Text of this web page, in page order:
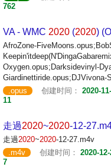
762
VA - WMC 2020 (2020)
AfroZone-
Oxygen.opus;Darksidevinyl-
.opus
创建时间： 2020-
11
走過2020~2020-12-
走過2020~2020-12-27.m4v
.m4v
创建时间： 2020-
7